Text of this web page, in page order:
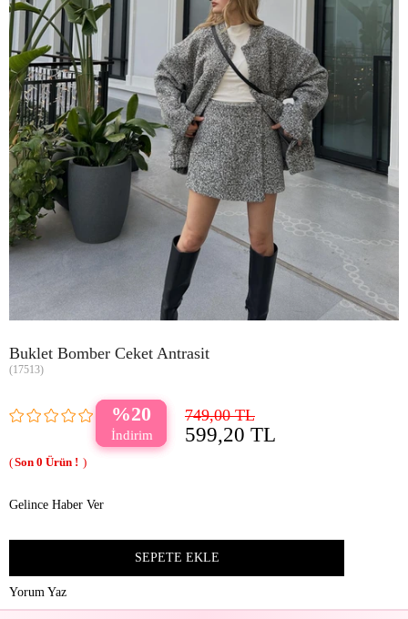
Buklet Bomber Ceket Antrasit
(17513)
20 749,00 TL
599,20 TL
0
Gelince Haber Ver
Yorum Yaz